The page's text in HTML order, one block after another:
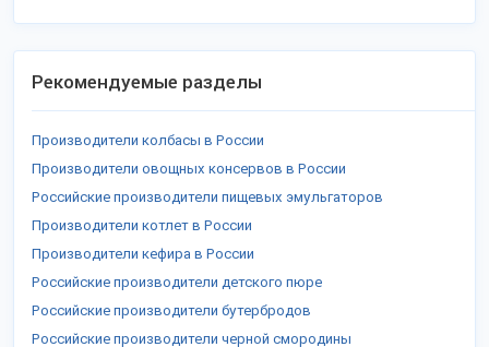
Рекомендуемые разделы
Производители колбасы в России
Производители овощных консервов в России
Российские производители пищевых эмульгаторов
Производители котлет в России
Производители кефира в России
Российские производители детского пюре
Российские производители бутербродов
Российские производители черной смородины